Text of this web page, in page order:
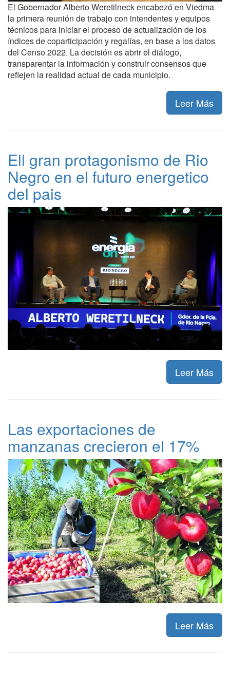
El Gobernador Alberto Weretilneck encabezó en Viedma
la primera reunión de trabajo con intendentes y equipos
técnicos para iniciar el proceso de actualización de los
índices de coparticipación y regalías, en base a los datos
del Censo 2022. La decisión es abrir el diálogo,
transparentar la información y construir consensos que
reflejen la realidad actual de cada municipio.
Leer Más
Ell gran protagonismo de Rio
Negro en el futuro energetico
del pais
Leer Más
Las exportaciones de
manzanas crecieron el 17%
Leer Más